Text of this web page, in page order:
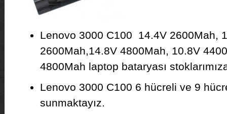
Lenovo 3000 C100 14.4V 2600Mah,
2600Mah,14.8V 4800Mah, 10.8V
4800Mah laptop bataryası
Lenovo 3000 C100 6 hücreli ve 9
sunmaktayız.